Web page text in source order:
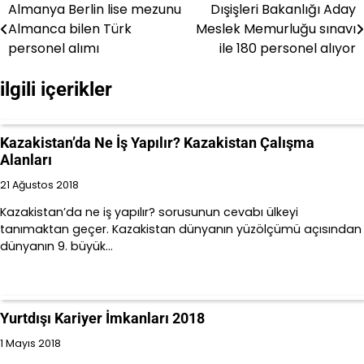
Yazı
gezinmesi
Almanya Berlin lise mezunu
Almanca bilen Türk
personel alımı
Dışişleri Bakanlığı Aday
Meslek Memurluğu sınavı
ile 180 personel alıyor
ilgili içerikler
Kazakistan’da Ne İş Yapılır? Kazakistan Çalışma
Alanları
21 Ağustos 2018
Kazakistan’da ne iş yapılır? sorusunun cevabı ülkeyi
tanımaktan geçer. Kazakistan dünyanın yüzölçümü açısından
dünyanın 9. büyük…
Yurtdışı Kariyer İmkanları 2018
1 Mayıs 2018